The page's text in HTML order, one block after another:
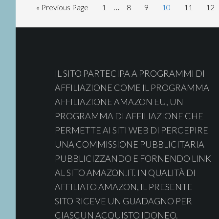
« Go
Previous Page Page
1
Interim
… Page
8 Page
9 Page
10 Page
11 Page
12
IL SITO PARTECIPA A PROGRAMMI DI
AFFILIAZIONE COME IL PROGRAMMA
AFFILIAZIONE AMAZON EU, UN
PROGRAMMA DI AFFILIAZIONE CHE
PERMETTE AI SITI WEB DI PERCEPIRE
UNA COMMISSIONE PUBBLICITARIA
PUBBLICIZZANDO E FORNENDO LINK
AL SITO AMAZON.IT. IN QUALITÀ DI
AFFILIATO AMAZON, IL PRESENTE
SITO RICEVE UN GUADAGNO PER
CIASCUN ACQUISTO IDONEO.